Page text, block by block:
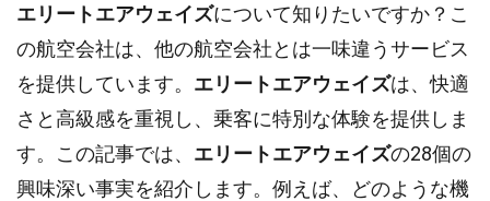
エリートエアウェイズについて知りたいですか？こ
の航空会社は、他の航空会社とは一味違うサービス
を提供しています。 エリートエアウェイズは、快適
さと高級感を重視し、乗客に特別な体験を提供しま
す。この記事では、 エリートエアウェイズの28個の
興味深い事実を紹介します。例えば、どのような機